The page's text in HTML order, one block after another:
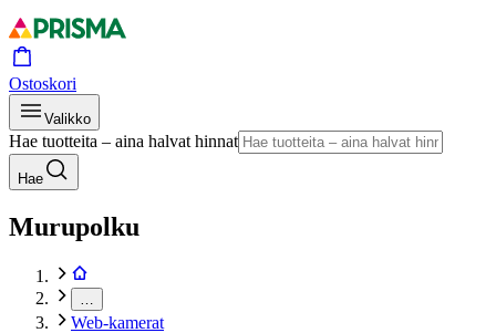
Ostoskori
Valikko
Hae tuotteita – aina halvat hinnat
Hae
Murupolku
Web-kamerat